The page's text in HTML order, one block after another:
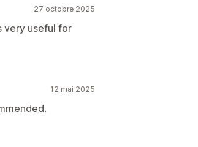
27 octobre 2025
very useful for
12 mai 2025